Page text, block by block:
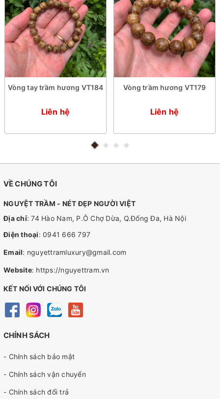
Vòng tay trầm hương VT184
Liên hệ
Vòng trầm hương VT179
Liên hệ
VỀ CHÚNG TÔI
NGUYỆT TRẦM - NÉT ĐẸP NGƯỜI VIỆT
Địa chỉ: 74 Hào Nam, P.Ô Chợ Dừa, Q.Đống Đa, Hà Nội
Điện thoại: 0941 666 797
Email: nguyettramluxury@gmail.com
Website: https://nguyettram.vn
KẾT NỐI VỚI CHÚNG TÔI
CHÍNH SÁCH
- Chính sách bảo mật
- Chính sách vận chuyển
- Chính sách đổi trả